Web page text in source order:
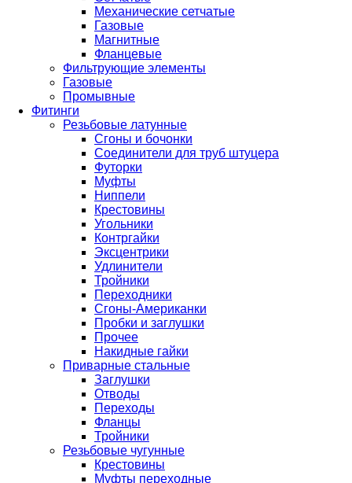
Механические сетчатые
Газовые
Магнитные
Фланцевые
Фильтрующие элементы
Газовые
Промывные
Фитинги
Резьбовые латунные
Сгоны и бочонки
Соединители для труб штуцера
Футорки
Муфты
Ниппели
Крестовины
Угольники
Контргайки
Эксцентрики
Удлинители
Тройники
Переходники
Сгоны-Американки
Пробки и заглушки
Прочее
Накидные гайки
Приварные стальные
Заглушки
Отводы
Переходы
Фланцы
Тройники
Резьбовые чугунные
Крестовины
Муфты переходные